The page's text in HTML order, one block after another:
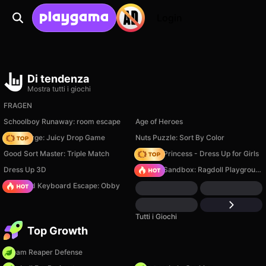
Di tendenza
Mostra tutti i giochi
FRAGEN
Schoolboy Runaway: room escape
Age of Heroes
Fruit Merge: Juicy Drop Game
Nuts Puzzle: Sort By Color
Good Sort Master: Triple Match
Fashion Princess - Dress Up for Girls
Dress Up 3D
Sprunki Sandbox: Ragdoll Playground Mode
+1 Speed Keyboard Escape: Obby
Tutti i Giochi
Top Growth
Dream Reaper Defense